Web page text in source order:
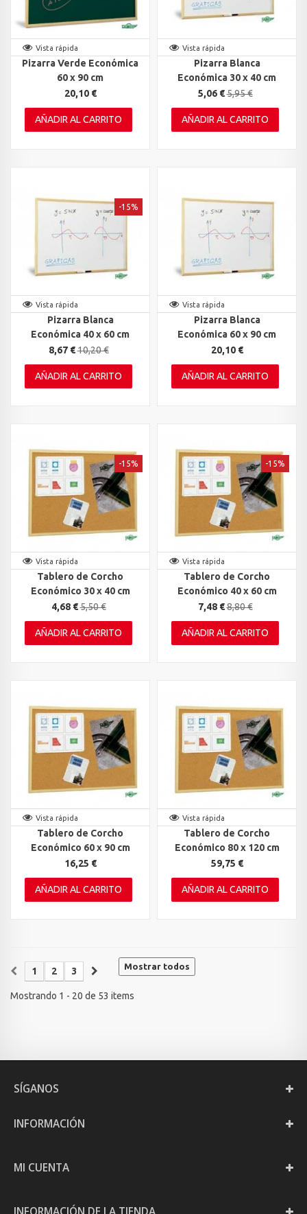
Vista rápida
Pizarra Verde Económica
60 x 90 cm
20,10 €
AÑADIR AL CARRITO
Vista rápida
Pizarra Blanca
Económica 30 x 40 cm
5,06 €5,95 €
AÑADIR AL CARRITO
Vista rápida
Pizarra Blanca
Económica 40 x 60 cm
8,67 €10,20 €
-15%
AÑADIR AL CARRITO
Vista rápida
Pizarra Blanca
Económica 60 x 90 cm
20,10 €
AÑADIR AL CARRITO
Vista rápida
Tablero de Corcho
Económico 30 x 40 cm
4,68 €5,50 €
-15%
AÑADIR AL CARRITO
Vista rápida
Tablero de Corcho
Económico 40 x 60 cm
7,48 €8,80 €
-15%
AÑADIR AL CARRITO
Vista rápida
Tablero de Corcho
Económico 60 x 90 cm
16,25 €
AÑADIR AL CARRITO
Vista rápida
Tablero de Corcho
Económico 80 x 120 cm
59,75 €
AÑADIR AL CARRITO
Mostrar todos
1 2 3
Mostrando 1 - 20 de 53 items
SÍGANOS
INFORMACIÓN
MI CUENTA